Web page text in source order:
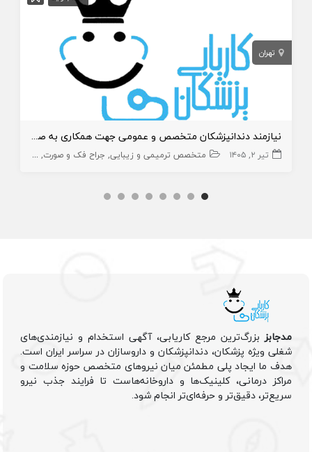
تهران
نیازمند دندانپزشکان متخصص و عمومی جهت همکاری به صورت درصدی یا اجاره
تیر ۲, ۱۴۰۵ متخصص ترمیمی و زیبایی جراح فک و صورت
مدجابزبزرگ‌ترین مرجع کاریابی، آگهی استخدام و نیازمندی‌های
شغلی ویژه پزشکان، دندانپزشکان و داروسازان در سراسر ایران است.
هدف ما ایجاد پلی مطمئن میان نیروهای متخصص حوزه سلامت و
مراکز درمانی، کلینیک‌ها و داروخانه‌هاست تا فرایند جذب نیرو
سریع‌تر، دقیق‌تر و حرفه‌ای‌تر انجام شود.